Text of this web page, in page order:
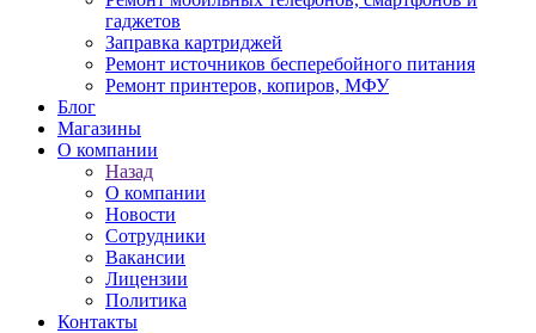
гаджетов
Заправка картриджей
Ремонт источников бесперебойного питания
Ремонт принтеров, копиров, МФУ
Блог
Магазины
О компании
Назад
О компании
Новости
Сотрудники
Вакансии
Лицензии
Политика
Контакты